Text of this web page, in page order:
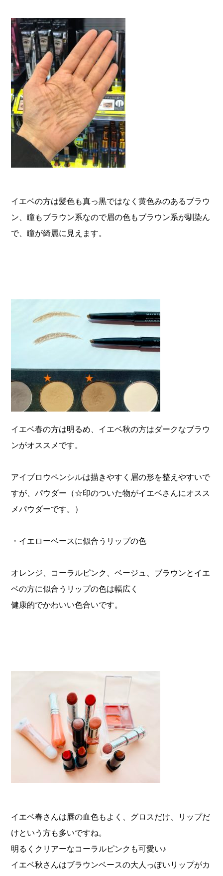
イエベの方は髪色も真っ黒ではなく黄色みのあるブラウ
ン、瞳もブラウン系なので眉の色もブラウン系が馴染ん
で、瞳が綺麗に見えます。
イエベ春の方は明るめ、イエベ秋の方はダークなブラウ
ンがオススメです。
アイブロウペンシルは描きやすく眉の形を整えやすいで
すが、パウダー（☆印のついた物がイエベさんにオスス
メパウダーです。）
・イエローベースに似合うリップの色
オレンジ、コーラルピンク、ベージュ、ブラウンとイエ
ベの方に似合うリップの色は幅広く
健康的でかわいい色合いです。
イエベ春さんは唇の血色もよく、グロスだけ、リップだ
けという方も多いですね。
明るくクリアーなコーラルピンクも可愛い♪
イエベ秋さんはブラウンベースの大人っぽいリップがカ